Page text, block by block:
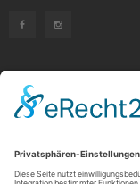
KUNDENSERVICE